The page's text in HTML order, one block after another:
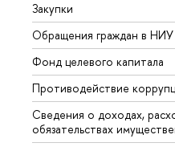
Закупки
Обращения граждан в
Фонд целевого капитала
Противодействие
Сведения о доходах,
обязательствах